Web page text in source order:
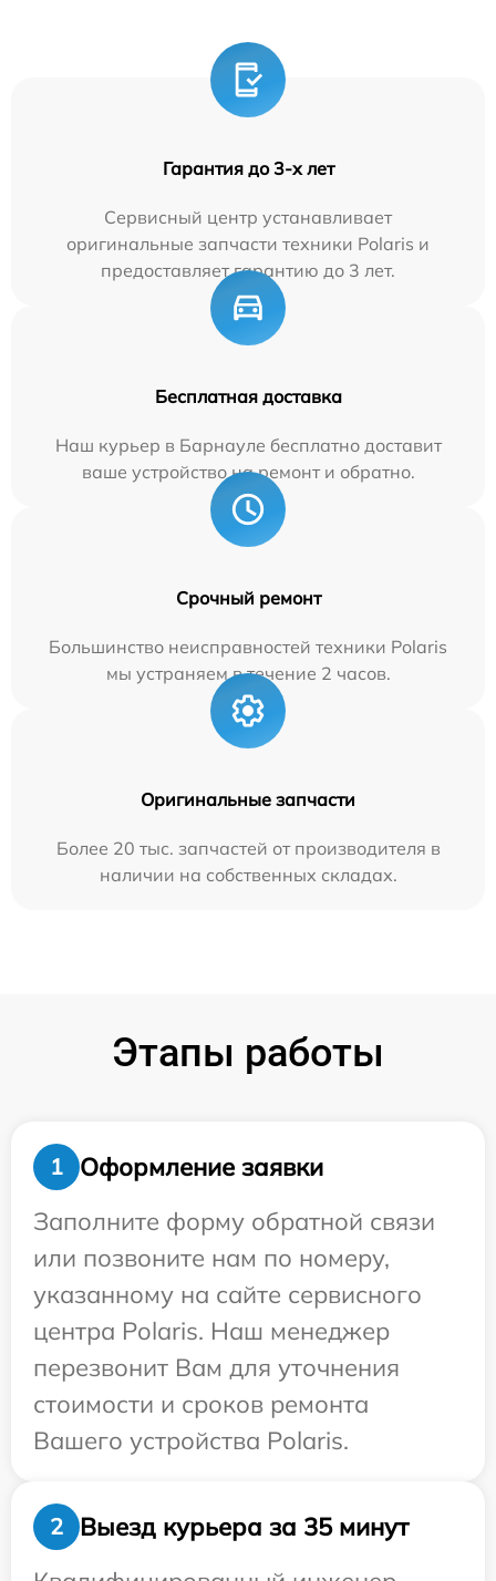
Гарантия до 3-х лет
Сервисный центр устанавливает
оригинальные запчасти техники Polaris и
предоставляет гарантию до 3 лет.
Бесплатная доставка
Наш курьер в Барнауле бесплатно доставит
ваше устройство на ремонт и обратно.
Срочный ремонт
Большинство неисправностей техники Polaris
мы устраняем в течение 2 часов.
Оригинальные запчасти
Более 20 тыс. запчастей от производителя в
наличии на собственных складах.
Этапы работы
1
Оформление заявки
Заполните форму обратной связи
или позвоните нам по номеру,
указанному на сайте сервисного
центра Polaris. Наш менеджер
перезвонит Вам для уточнения
стоимости и сроков ремонта
Вашего устройства Polaris.
2
Выезд курьера за 35 минут